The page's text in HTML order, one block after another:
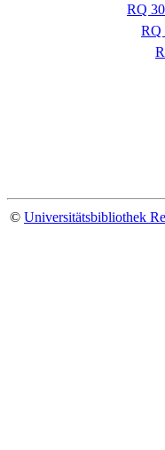
RQ
RQ
© Universitätsbibliothek